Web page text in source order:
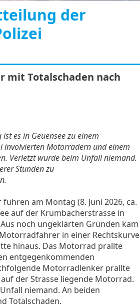
der
mit Totalschaden nach
es in Geuensee zu einem
involvierten Motorrädern und einem
Verletzt wurde beim Unfall niemand.
Stunden zu
am Montag (8. Juni 2026, ca.
auf der Krumbacherstrasse in
noch ungeklärten Gründen kam
in einer Rechtskurve
hinaus. Das Motorrad prallte
entgegenkommenden
Motorradlenker prallte
der Strasse liegende Motorrad.
niemand. An beiden
Totalschaden.